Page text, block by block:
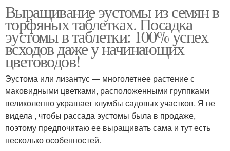
Выращивание эустомы из семян в
торфяных таблетках. Посадка
эустомы в таблетки: 100% успех
всходов даже у начинающих
цветоводов!
Эустома или лизантус — многолетнее растение с
маковидными цветками, расположенными группками
великолепно украшает клумбы садовых участков. Я не
видела , чтобы рассада эустомы была в продаже,
поэтому предпочитаю ее выращивать сама и тут есть
несколько особенностей.